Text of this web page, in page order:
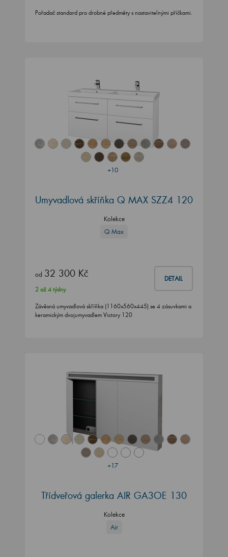
Pořadač standard pro drobné předměty s nastavitelnými příčkami.
+10
Umyvadlová skříňka Q MAX SZZ4 120
Kolekce
Q Max
od 32 300 Kč DETAIL
2 až 4 týdny
Závěsná umyvadlová skříňka (1160x560x445) se 4 zásuvkami a
keramickým dvojumyvadlem Victory 120
+17
Třídveřová galerka AIR GA3OE 130
Kolekce
Air